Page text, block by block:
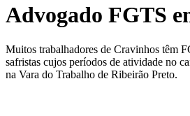
Advogado FGTS
Muitos trabalhadores de Cravinhos têm
safristas cujos períodos de atividade no
na Vara do Trabalho de Ribeirão Preto.